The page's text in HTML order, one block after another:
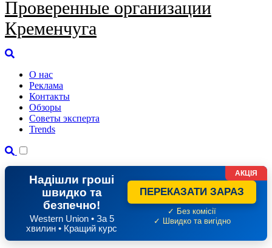
Проверенные организации
Кременчуга
О нас
Реклама
Контакты
Обзоры
Советы эксперта
Trends
Надішли гроші
швидко та
безпечно!
Western Union • За 5
хвилин • Кращий курс
ПЕРЕКАЗАТИ ЗАРАЗ
✓ Без комісії
✓ Швидко та вигідно
АКЦІЯ